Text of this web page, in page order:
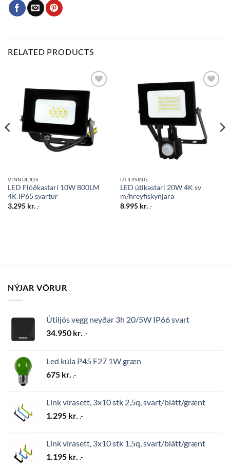
RELATED PRODUCTS
Bæta
við á
óskalista
VINNULJÓS
LED Flóðkastari 10W 800LM
4K IP65 svartur
3.295 kr. .-
óskalista
ÚTILÝSING
LED útikastari 20W 4K sv
m/hreyfiskynjara
8.995 kr. .-
NÝJAR VÖRUR
Útiljós vegg neyðar 3h 20/5W IP66 svart
34.950 kr. .-
Led kúla P45 E27 1W græn
675 kr. .-
Link vírasett, 3x10 stk 2,5q, svart/blátt/grænt
1.295 kr. .-
Link vírasett, 3x10 stk 1,5q, svart/blátt/grænt
1.195 kr. .-